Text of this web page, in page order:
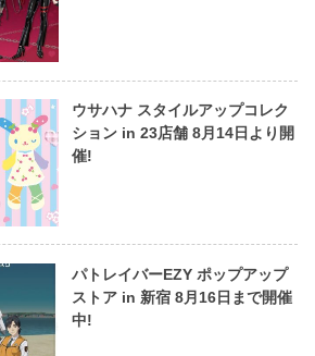
ウサハナ スタイルアップコレク
ション in 23店舗 8月14日より開
催!
パトレイバーEZY ポップアップ
ストア in 新宿 8月16日まで開催
中!